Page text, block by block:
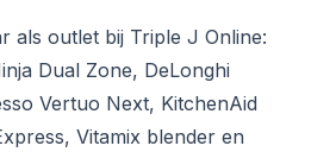
als outlet bij Triple J Online:
Dual Zone, DeLonghi
Vertuo Next, KitchenAid
Vitamix blender en